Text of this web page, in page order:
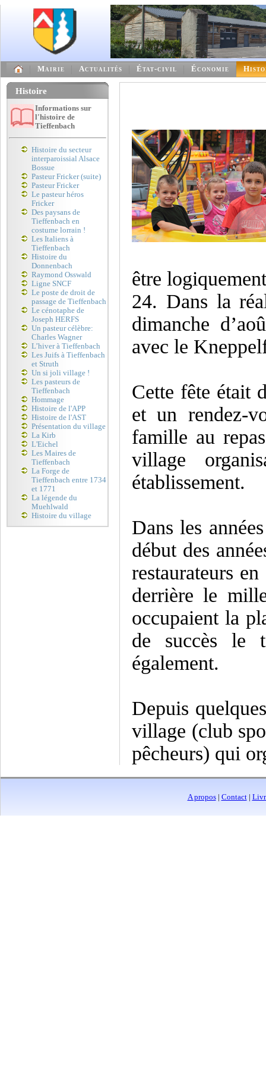
Mairie Actualités État-civil Économie
Histoire
Informations sur
l'histoire de
Tieffenbach
Histoire du secteur
interparoissial Alsace
Bossue
Pasteur Fricker (suite)
Pasteur Fricker
Le pasteur héros
Fricker
Des paysans de
Tieffenbach en
costume lorrain !
Les Italiens à
Tieffenbach
Histoire du
Donnenbach
Raymond Osswald
Ligne SNCF
Le poste de droit de
passage de Tieffenbach
Le cénotaphe de
Joseph HERFS
Un pasteur célèbre:
Charles Wagner
L’hiver à Tieffenbach
Les Juifs à Tieffenbach
et Struth
Un si joli village !
Les pasteurs de
Tieffenbach
Hommage
Histoire de l'APP
Histoire de l'AST
Présentation du village
La Kirb
L'Eichel
Les Maires de
Tieffenbach
La Forge de
Tieffenbach entre 1734
et 1771
La légende du
Muehlwald
Histoire du village
être
24. Dans la
dimanche
avec le
Cette fête était
et un rendez-
famille au
village
établissement.
Dans les
début des
restaurateurs
derrière le
occupaient la
de succès le
également.
Depuis
village (club
pêcheurs) qui
A propos| Contact|